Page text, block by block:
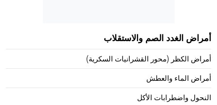
أمراض الغدد الصم والاستقلاب
أمراض الكظر (محور القشرانيات السكرية)
أمراض الماء والعطش
النحول واضطرابات الأكل